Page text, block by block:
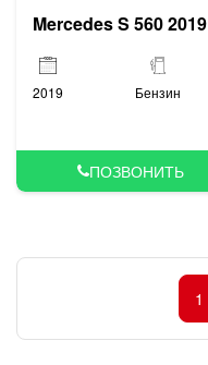
Mercedes S 560 2019
2019 Бензин
ПОЗВОНИТЬ
1